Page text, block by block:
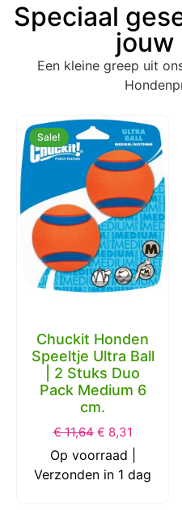
Speciaal
jouw
Een kleine greep uit
Sale!
Chuckit Honden
Speeltje Ultra Ball
| 2 Stuks Duo
Pack Medium 6
cm.
€11,64 € 8,31
Op voorraad |
Verzonden in 1 dag